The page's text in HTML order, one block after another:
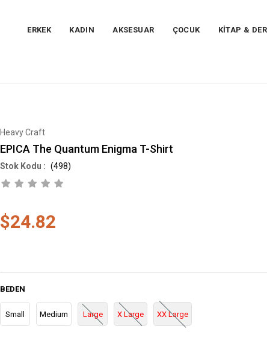
ERKEK KADIN AKSESUAR ÇOCUK KİTAP &
Heavy Craft
EPICA The Quantum Enigma T-Shirt
(498)
$24.82
BEDEN
Small Medium Large X Large XX Large